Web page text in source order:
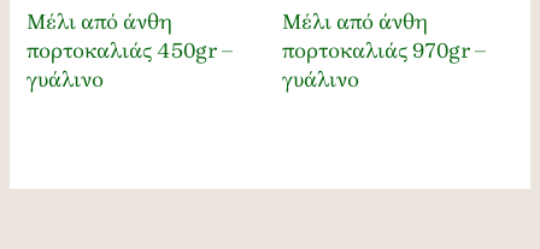
Μέλι από άνθη
πορτοκαλιάς 450gr –
γυάλινο
Μέλι από άνθη
πορτοκαλιάς 970gr –
γυάλινο